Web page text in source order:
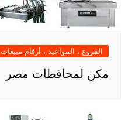
الفروع ، المواعيد ، أرقام مبيعات
مكن لمحافظات مصر